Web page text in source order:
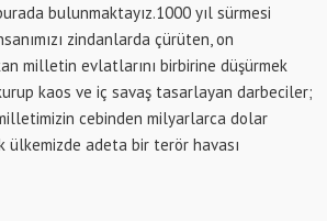
bulunmaktayız.1000 yıl sürmesi
zindanlarda çürüten, on
milletin evlatlarını birbirine düşürmek
kaos ve iç savaş tasarlayan darbeciler;
cebinden milyarlarca dolar
ülkemizde adeta bir terör havası